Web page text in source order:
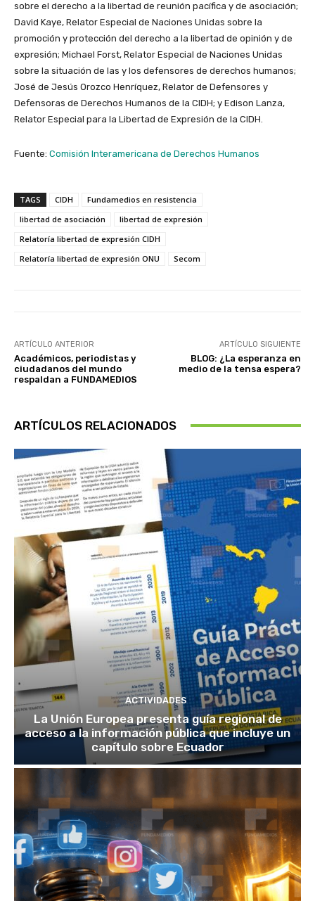
sobre el derecho a la libertad de reunión pacífica y de asociación;
David Kaye, Relator Especial de Naciones Unidas sobre la
promoción y protección del derecho a la libertad de opinión y de
expresión; Michael Forst, Relator Especial de Naciones Unidas
sobre la situación de las y los defensores de derechos humanos;
José de Jesús Orozco Henríquez, Relator de Defensores y
Defensoras de Derechos Humanos de la CIDH; y Edison Lanza,
Relator Especial para la Libertad de Expresión de la CIDH.
Fuente: Comisión Interamericana de Derechos Humanos
TAGS CIDH
Fundamedios en resistencia
libertad de asociación
libertad de expresión
Relatoría libertad de expresión CIDH
Relatoría libertad de expresión ONU
Secom
ARTÍCULO ANTERIOR
Académicos, periodistas y
ciudadanos del mundo
respaldan a FUNDAMEDIOS
ARTÍCULO SIGUIENTE
BLOG: ¿La esperanza en
medio de la tensa espera?
ARTÍCULOS RELACIONADOS
ACTIVIDADES
La Unión Europea presenta guía regional de
acceso a la información pública que incluye un
capítulo sobre Ecuador